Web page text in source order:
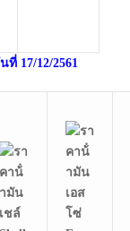
ที่ 17/12/2561